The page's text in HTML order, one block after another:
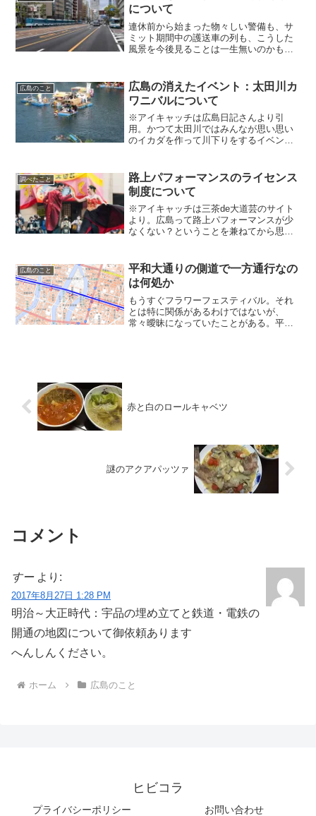
について
連休前から始まった物々しい警備も、サ
ミット期間中の護送車の列も、こうした
風景を今後見ることは一生無いのかもな
たと思わないこともないが、サミットが
どこで開催されてもこれだ...
広島のこと
広島の消えたイベント：太田川カ
ワニバルについて
※アイキャッチは広島日記さんより引
用。かつて太田川ではみんなが思い思い
のイカダを作って川下りをするイベント
しまった...。そんな話は以前から聞いた
ことがあり、面白そうな...
調べたこと
路上パフォーマンスのライセンス
制度について
※アイキャッチは三茶de大道芸のサイト
より。広島って路上パフォーマンスが少
なくない？ということを兼ねてから思っ
ばを知って単独ライブに行ってみたり、
名古屋在住時代にも大...
広島のこと
平和大通りの側道で一方通行なの
は何処か
もうすぐフラワーフェスティバル。それ
とは特に関係があるわけではないが、
常々曖昧になっていたことがある。平和
赤と白のロールキャベツ
謎のアクアパッツァ
コメント
すー より:
2017年8月27日 1:28 PM
明治～大正時代：宇品の埋め立てと鉄道・電鉄の
開通の地図について御依頼あります
へんしんください。
ホーム 広島のこと
ヒビコラ
プライバシーポリシー お問い合わせ